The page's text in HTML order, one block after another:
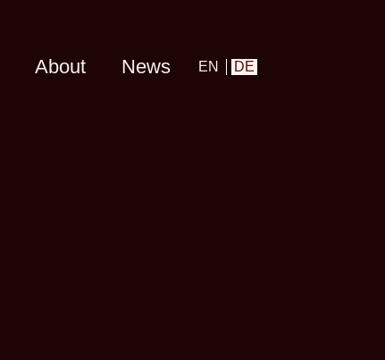
About News EN DE